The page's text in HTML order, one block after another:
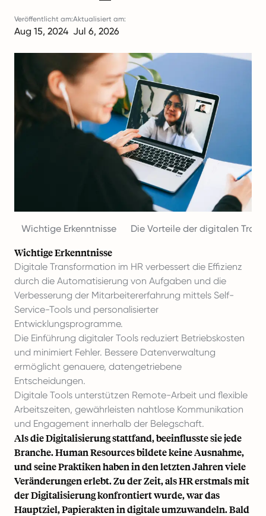
Veröffentlicht am:
Aug 15, 2024
Aktualisiert am:
Jul 6, 2026
Wichtige Erkenntnisse Die Vorteile der digitalen
Wichtige Erkenntnisse
Digitale Transformation im HR verbessert die Effizienz
durch die Automatisierung von Aufgaben und die
Verbesserung der Mitarbeitererfahrung mittels Self-
Service-Tools und personalisierter
Entwicklungsprogramme.
Die Einführung digitaler Tools reduziert Betriebskosten
und minimiert Fehler. Bessere Datenverwaltung
ermöglicht genauere, datengetriebene
Entscheidungen.
Digitale Tools unterstützen Remote-Arbeit und flexible
Arbeitszeiten, gewährleisten nahtlose Kommunikation
und Engagement innerhalb der Belegschaft.
Als die Digitalisierung stattfand, beeinflusste sie jede
Branche. Human Resources bildete keine Ausnahme,
und seine Praktiken haben in den letzten Jahren viele
Veränderungen erlebt. Zu der Zeit, als HR erstmals mit
der Digitalisierung konfrontiert wurde, war das
Hauptziel, Papierakten in digitale umzuwandeln. Bald